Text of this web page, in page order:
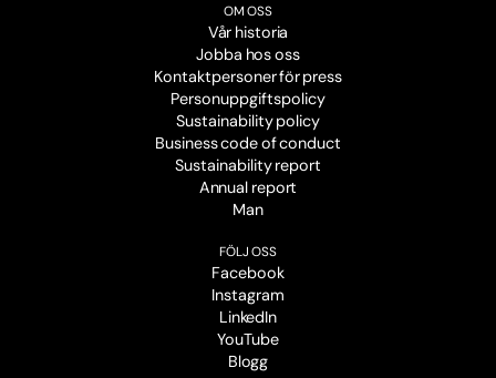
OM OSS
Vår historia
Jobba hos oss
Kontaktpersoner för press
Personuppgiftspolicy
Sustainability policy
Business code of conduct
Sustainability report
Annual report
Man
FÖLJ OSS
Facebook
Instagram
LinkedIn
YouTube
Blogg